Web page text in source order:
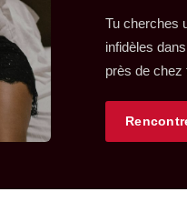
Tu cherches
infidèles
près de chez